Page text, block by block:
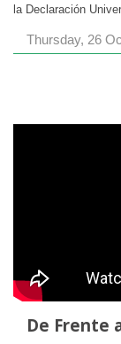
la Declaración
Thursday, 26
De Frente